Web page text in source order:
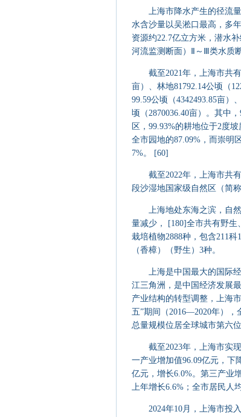
上海市降水产生的径流量
水含沙量以吴淞口最高，多
资源约22.7亿立方米，潜水
河流监测断面）Ⅱ～Ⅲ类水质
截至2021年，上海市共有
亩）、林地81792.14公顷（
99.59公顷（4342493.85亩）
顷（2870036.40亩）。其中
区，99.93%的耕地位于2度
全市园地的87.09%，而崇明
7%。 [60]
截至2022年，上海市共有
段沙湿地国家级自然区（简
上海地处东海之滨，自然
量减少， [180]全市共有野生
栽培植物2888种，包含211
（香樟）（野生）3种。
上海是中国最大的国际经
江三角洲，是中国经济发展
产业结构的转型调整，上海
五”期间（2016—2020年），
总量规模位居全球城市第六
截至2023年，上海市实现
一产业增加值96.09亿元，下
亿元，增长6.0%。第三产业
上年增长6.6%；全市居民人
2024年10月，上海市投入